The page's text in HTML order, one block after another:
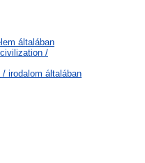
általában
/
irodalom általában